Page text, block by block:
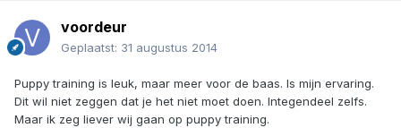
voordeur
Geplaatst: 31 augustus 2014
Puppy training is leuk, maar meer voor de baas. Is mijn ervaring.
Dit wil niet zeggen dat je het niet moet doen. Integendeel zelfs.
Maar ik zeg liever wij gaan op puppy training.